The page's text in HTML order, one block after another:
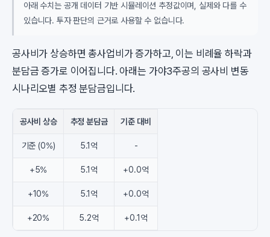
아래 수치는 공개 데이터 기반 시뮬레이션 추정값이며, 실제와 다를 수
있습니다. 투자 판단의 근거로 사용할 수 없습니다.
공사비가 상승하면 총사업비가 증가하고, 이는 비례율 하락과
분담금 증가로 이어집니다. 아래는 가야3주공의 공사비 변동
시나리오별 추정 분담금입니다.
공사비 상승 추정 분담금 기준 대비
기준 (0%) 5.1억 -
+5% 5.1억 +0.0억
+10% 5.1억 +0.0억
+20% 5.2억 +0.1억